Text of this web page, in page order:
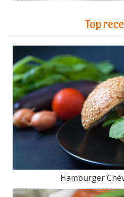
Top
Hamburger